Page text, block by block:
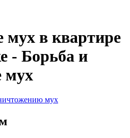
мух в квартире
- Борьба и
мух
мух